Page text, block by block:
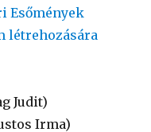
Esőmények
létrehozására
Judit)
Irma)